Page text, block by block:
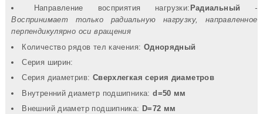
Направление восприятия нагрузки: Радиальный
-
Воспринимает только радиальную нагрузку, направленное
перпендикулярно оси вращения
Количество рядов тел качения: Однорядный
Серия ширин:
Серия диаметрив: Сверхлегкая серия диаметров
Внутренний диаметр подшипника:d=50 мм
Внешний диаметр подшипника: D=72 мм